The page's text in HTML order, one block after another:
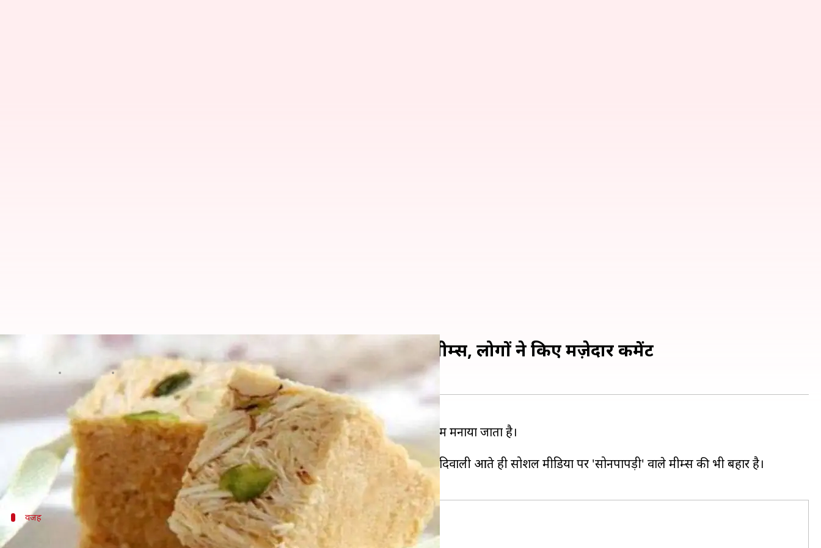
दिवाली आते ही सोशल मीडिया पर वायरल हुए 'सोनपापड़ी' वाले मीम्स, लोगों ने किए मज़ेदार कमेंट
Oct 26, 2019
कल धनतेरस के साथ ही दिवाली का आगाज हो गया है। दिवाली को पूरे भारत में प्रकाश पर्व के रूप में मनाया जाता है।
इसके अलावा दिवाली विश्व के कई अन्य देशों में भी बड़े धूम-धाम से मनाई जाती है।
दिवाली को देखते हुए लोगों ने अपने-अपने घरों की साफ़-सफ़ाई भी शुरू कर दी है। इसी के साथ ही दिवाली आते ही सोशल मीडिया पर 'सोनपापड़ी' वाले मीम्स की भी बहार है।
वजह
क्यों वायरल हो रहे हैं सोनपापड़ी वाले मीम्स?